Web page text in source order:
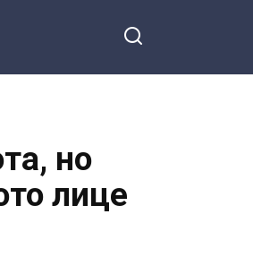
но
лице